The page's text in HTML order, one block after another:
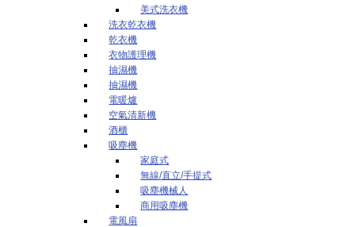
美式洗衣機
洗衣乾衣機
乾衣機
衣物護理機
抽濕機
抽濕機
電暖爐
空氣清新機
酒櫃
吸塵機
家庭式
無線/直立/手提式
吸塵機械人
商用吸塵機
電風扇